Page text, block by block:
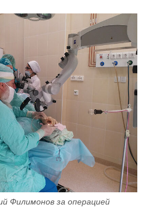
Филимонов за операцией